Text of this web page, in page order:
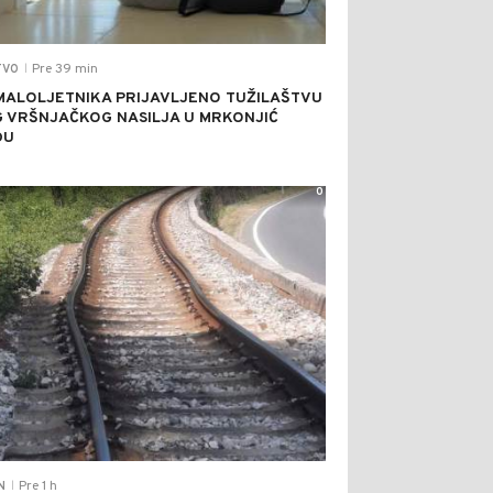
Pre 39 min
PRIJAVLJENO TUŽILAŠTVU
VRŠNJAČKOG NASILJA U MRKONJIĆ
Pre 1 h
0